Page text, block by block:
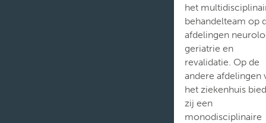
het
behandelteam op
afdelingen
geriatrie en
revalidatie. Op de
andere afdelingen
het ziekenhuis
zij een
monodisciplinaire